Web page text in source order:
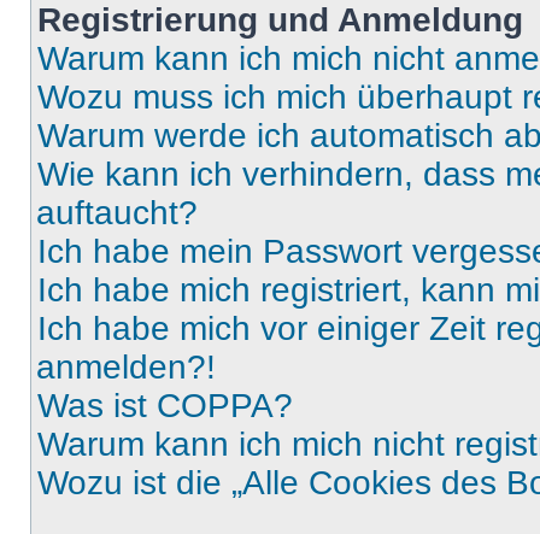
Registrierung und Anmeldung
Warum kann ich mich nicht
Wozu muss ich mich überhaupt
Warum werde ich automatisch
Wie kann ich verhindern, dass
auftaucht?
Ich habe mein Passwort
Ich habe mich registriert, kann
Ich habe mich vor einiger Zeit
anmelden?!
Was ist COPPA?
Warum kann ich mich nicht
Wozu ist die „Alle Cookies des